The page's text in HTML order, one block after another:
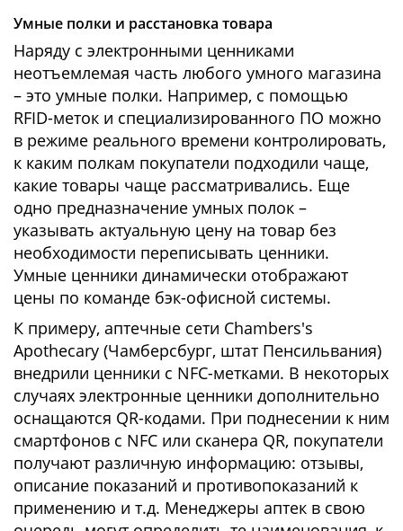
Умные полки и расстановка товара
Наряду с электронными ценниками
неотъемлемая часть любого умного магазина
– это умные полки. Например, с помощью
RFID-меток и специализированного ПО можно
в режиме реального времени контролировать,
к каким полкам покупатели подходили чаще,
какие товары чаще рассматривались. Еще
одно предназначение умных полок –
указывать актуальную цену на товар без
необходимости переписывать ценники.
Умные ценники динамически отображают
цены по команде бэк-офисной системы.
К примеру, аптечные сети Chambers's
Apothecary (Чамберсбург, штат Пенсильвания)
внедрили ценники с NFC-метками. В некоторых
случаях электронные ценники дополнительно
оснащаются QR-кодами. При поднесении к ним
смартфонов с NFC или сканера QR, покупатели
получают различную информацию: отзывы,
описание показаний и противопоказаний к
применению и т.д. Менеджеры аптек в свою